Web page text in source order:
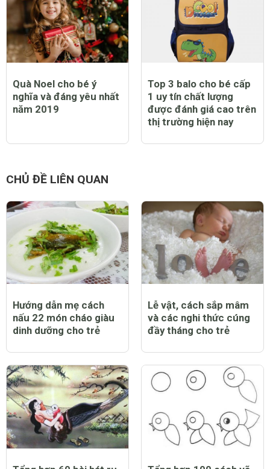
Quà Noel cho bé ý
nghĩa và đáng yêu nhất
năm 2019
Top 3 balo cho bé cấp
1 uy tín chất lượng
được đánh giá cao trên
thị trường hiện nay
CHỦ ĐỀ LIÊN QUAN
Hướng dẫn mẹ cách
nấu 22 món cháo giàu
dinh dưỡng cho trẻ
Lễ vật, cách sắp mâm
và các nghi thức cúng
đầy tháng cho trẻ